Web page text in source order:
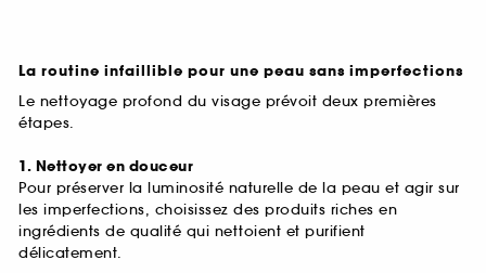
La routine infaillible pour une peau sans imperfections
Le nettoyage profond du visage prévoit deux premières
étapes.
1. Nettoyer en douceur
Pour préserver la luminosité naturelle de la peau et agir sur
les imperfections, choisissez des produits riches en
ingrédients de qualité qui nettoient et purifient
délicatement.